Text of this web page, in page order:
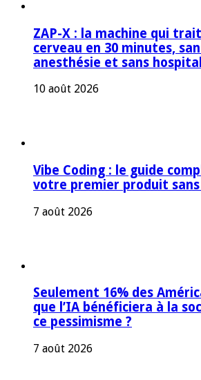
ZAP-X : la machine qui
cerveau en 30 minutes,
anesthésie et sans
10 août 2026
Vibe Coding : le guide
votre premier produit
7 août 2026
Seulement 16% des
que l’IA bénéficiera à la
ce pessimisme ?
7 août 2026